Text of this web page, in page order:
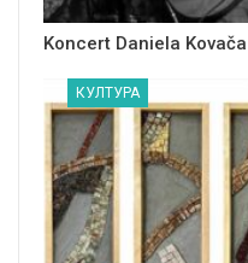
Koncert Daniela Kovača
КУЛТУРА